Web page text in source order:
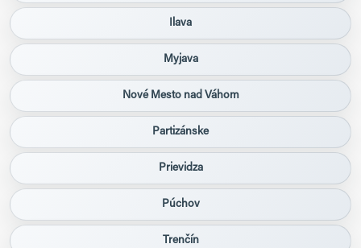
Ilava
Myjava
Nové Mesto nad Váhom
Partizánske
Prievidza
Púchov
Trenčín